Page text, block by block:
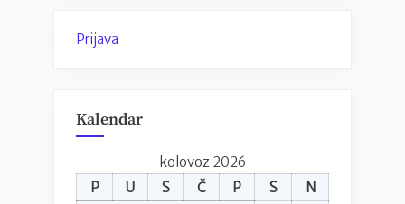
Prijava
Kalendar
kolovoz 2026
P
U S Č P S
N